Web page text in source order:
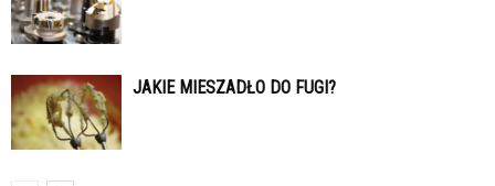
JAKIE MIESZADŁO DO FUGI?